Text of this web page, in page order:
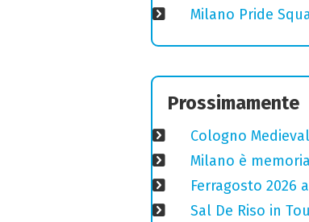
Milano Pride
Prossimamente
Cologno
Milano è
Ferragosto 2026
Sal De Riso in